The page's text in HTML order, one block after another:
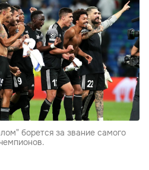
борется за звание самого